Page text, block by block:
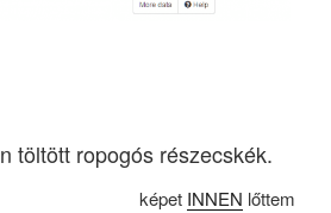
töltött ropogós részecskék.
képet INNEN lőttem